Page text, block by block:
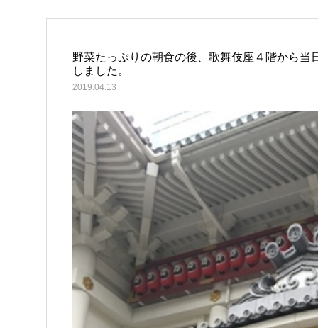
野菜たっぷりの朝食の後、歌舞伎座４階から
しました。
2019.04.13